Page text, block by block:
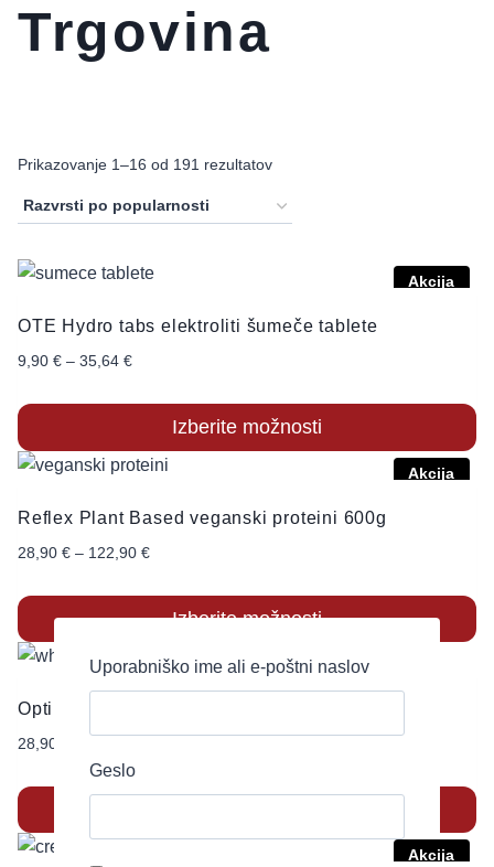
Trgovina
Prikazovanje 1–16 od 191 rezultatov
Akcija
OTE Hydro tabs elektroliti šumeče tablete
9,90 € – 35,64 €
Izberite možnosti
Akcija
Reflex Plant Based veganski proteini 600g
28,90 € – 122,90 €
Izberite možnosti
Optimum Gold Standard 100% WHEY proteini
28,90
Akcija
Uporabniško ime ali e-poštni naslov
Geslo